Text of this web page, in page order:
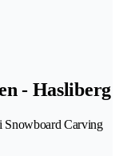
- Hasliberg
Snowboard Carving